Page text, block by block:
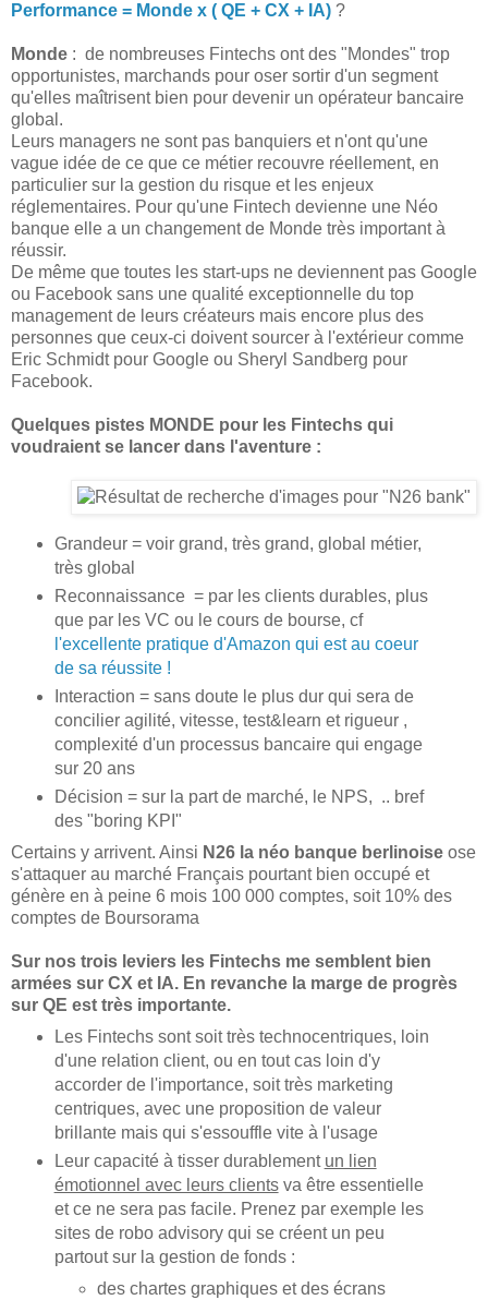
Performance = Monde x ( QE + CX + IA) ?
Monde : de nombreuses Fintechs ont des "Mondes" trop
opportunistes, marchands pour oser sortir d'un segment
qu'elles maîtrisent bien pour devenir un opérateur bancaire
global.
Leurs managers ne sont pas banquiers et n'ont qu'une
vague idée de ce que ce métier recouvre réellement, en
particulier sur la gestion du risque et les enjeux
réglementaires. Pour qu'une Fintech devienne une Néo
banque elle a un changement de Monde très important à
réussir.
De même que toutes les start-ups ne deviennent pas Google
ou Facebook sans une qualité exceptionnelle du top
management de leurs créateurs mais encore plus des
personnes que ceux-ci doivent sourcer à l'extérieur comme
Eric Schmidt pour Google ou Sheryl Sandberg pour
Facebook.
Quelques pistes MONDE pour les Fintechs qui
voudraient se lancer dans l'aventure :
Grandeur = voir grand, très grand, global métier,
très global
Reconnaissance = par les clients durables, plus
que par les VC ou le cours de bourse, cf
l'excellente pratique d'Amazon qui est au coeur
de sa réussite !
Interaction = sans doute le plus dur qui sera de
concilier agilité, vitesse, test&learn et rigueur ,
complexité d'un processus bancaire qui engage
sur 20 ans
Décision = sur la part de marché, le NPS, .. bref
des "boring KPI"
Certains y arrivent. Ainsi N26 la néo banque berlinoise ose
s'attaquer au marché Français pourtant bien occupé et
génère en à peine 6 mois 100 000 comptes, soit 10% des
comptes de Boursorama
Sur nos trois leviers les Fintechs me semblent bien
armées sur CX et IA. En revanche la marge de progrès
sur QE est très importante.
Les Fintechs sont soit très technocentriques, loin
d'une relation client, ou en tout cas loin d'y
accorder de l'importance, soit très marketing
centriques, avec une proposition de valeur
brillante mais qui s'essouffle vite à l'usage
Leur capacité à tisser durablement un lien
émotionnel avec leurs clientsva être essentielle
et ce ne sera pas facile. Prenez par exemple les
sites de robo advisory qui se créent un peu
partout sur la gestion de fonds :
des chartes graphiques et des écrans